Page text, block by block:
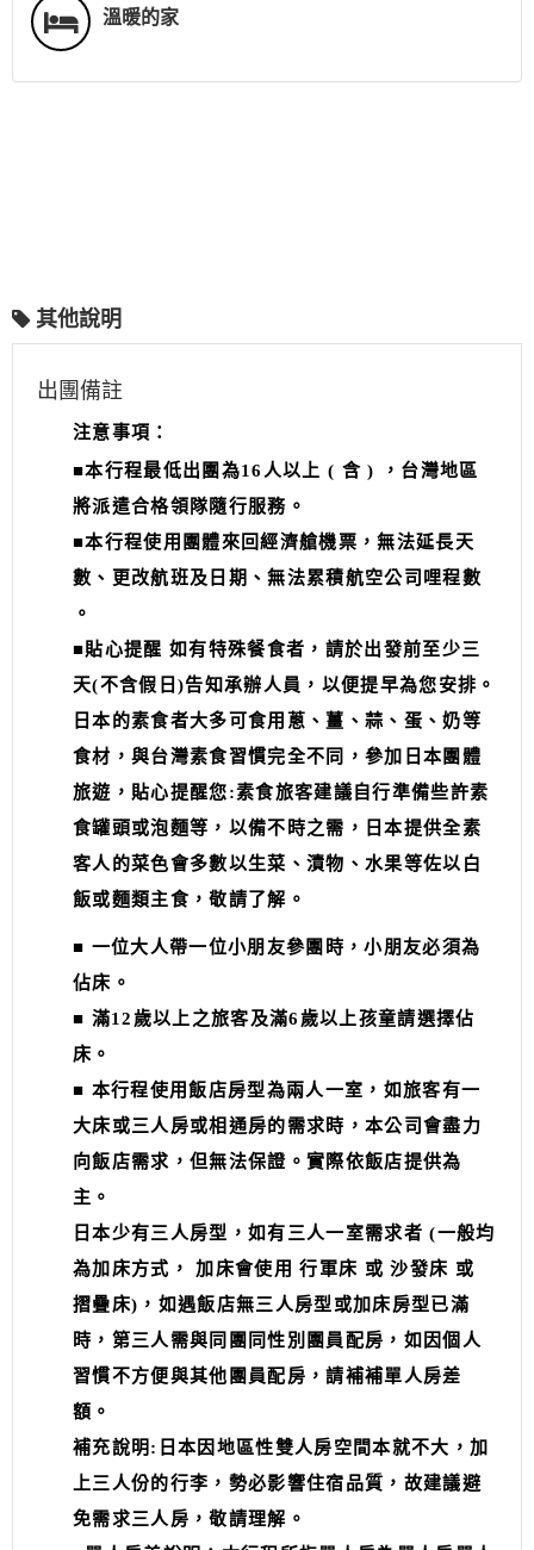
溫暖的家
其他說明
出團備註
注意事項：
■本行程最低出團為16人以上 ( 含 ) ，台灣地區
將派遣合格領隊隨行服務。
■本行程使用團體來回經濟艙機票，無法延長天
數、更改航班及日期、無法累積航空公司哩程數
。
■貼心提醒 如有特殊餐食者，請於出發前至少三
天(不含假日)告知承辦人員，以便提早為您安排。
日本的素食者大多可食用蔥、薑、蒜、蛋、奶等
食材，與台灣素食習慣完全不同，參加日本團體
旅遊，貼心提醒您:素食旅客建議自行準備些許素
食罐頭或泡麵等，以備不時之需，日本提供全素
客人的菜色會多數以生菜、漬物、水果等佐以白
飯或麵類主食，敬請了解。
■ 一位大人帶一位小朋友參團時，小朋友必須為
佔床。
■ 滿12歲以上之旅客及滿6歲以上孩童請選擇佔
床。
■ 本行程使用飯店房型為兩人一室，如旅客有一
大床或三人房或相通房的需求時，本公司會盡力
向飯店需求，但無法保證。實際依飯店提供為
主。
日本少有三人房型，如有三人一室需求者 (一般均
為加床方式， 加床會使用 行軍床 或 沙發床 或
摺疊床)，如遇飯店無三人房型或加床房型已滿
時，第三人需與同團同性別團員配房，如因個人
習慣不方便與其他團員配房，請補補單人房差
額。
補充說明:日本因地區性雙人房空間本就不大，加
上三人份的行李，勢必影響住宿品質，故建議避
免需求三人房，敬請理解。